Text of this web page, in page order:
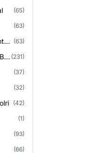
(65)
(63)
(63)
(231)
(37)
(32)
(42)
(1)
(93)
(66)